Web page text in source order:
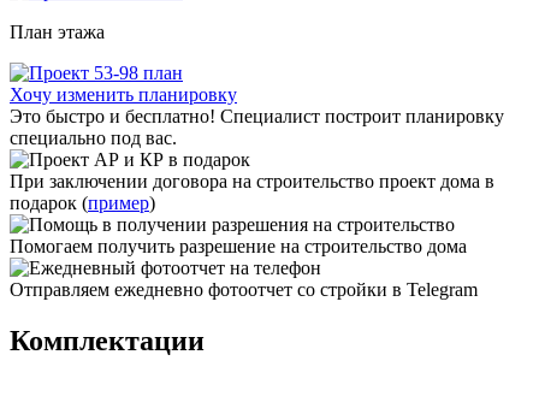
План этажа
Хочу изменить планировку
Это быстро и бесплатно! Специалист построит планировку
специально под вас.
При заключении договора на строительство проект дома в
подарок (пример)
Помогаем получить разрешение на строительство дома
Отправляем ежедневно фотоотчет со стройки в Telegram
Комплектации